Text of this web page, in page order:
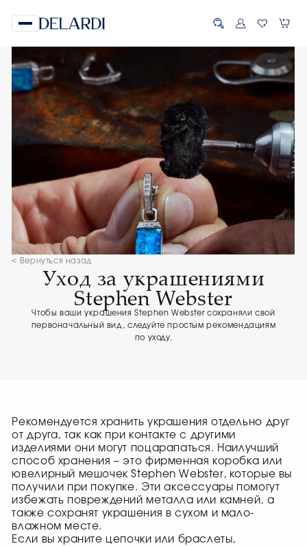
< Вернуться назад
Уход за украшениями
Stephen Webster
Чтобы ваши украшения Stephen Webster сохраняли свой
первоначальный вид, следуйте простым рекомендациям
по уходу.
Рекомендуется хранить украшения отдельно друг
от друга, так как при контакте с другими
изделиями они могут поцарапаться. Наилучший
способ хранения – это фирменная коробка или
ювелирный мешочек Stephen Webster, которые вы
получили при покупке. Эти аксессуары помогут
избежать повреждений металла или камней, а
также сохранят украшения в сухом и мало-
влажном месте.
Если вы храните цепочки или браслеты,